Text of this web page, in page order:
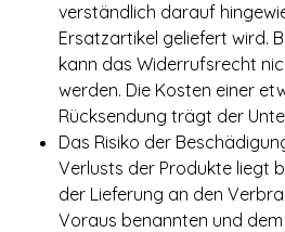
verständlich darauf
Ersatzartikel geliefert wird.
kann das Widerrufsrecht
werden. Die Kosten einer
Rücksendung trägt der
Das Risiko der
Verlusts der Produkte liegt
der Lieferung an den
Voraus benannten und